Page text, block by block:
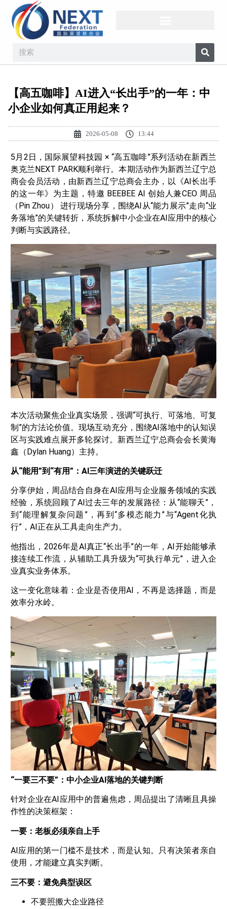
【高五咖啡】AI进入“长出手”的一年：中
小企业如何真正用起来？
2026-05-08 13:44
5月2日，国际展望科技园 × “高五咖啡”系列活动在新西兰
奥克兰NEXT PARK顺利举行。本期活动作为新西兰辽宁总
商会会员活动，由新西兰辽宁总商会主办，以《AI长出手
的这一年》为主题，特邀 BEEBEE AI 创始人兼CEO 周品
（Pin Zhou） 进行现场分享，围绕AI从“能力展示”走向“业
务落地”的关键转折，系统拆解中小企业在AI应用中的核心
判断与实践路径。
本次活动聚焦企业真实场景，强调“可执行、可落地、可复
制”的方法论价值。现场互动充分，围绕AI落地中的认知误
区与实践难点展开多轮探讨。新西兰辽宁总商会会长黄海
鑫（Dylan Huang）主持。
从“能用”到“有用”：AI三年演进的关键跃迁
分享伊始，周品结合自身在AI应用与企业服务领域的实践
经验，系统回顾了AI过去三年的发展路径：从“能聊天”，
到“能理解复杂问题”，再到“多模态能力”与“Agent化执
行”，AI正在从工具走向生产力。
他指出，2026年是AI真正“长出手”的一年，AI开始能够承
接连续工作流，从辅助工具升级为“可执行单元”，进入企
业真实业务体系。
这一变化意味着：企业是否使用AI，不再是选择题，而是
效率分水岭。
“一要三不要”：中小企业AI落地的关键判断
针对企业在AI应用中的普遍焦虑，周品提出了清晰且具操
作性的决策框架：
一要：老板必须亲自上手
AI应用的第一门槛不是技术，而是认知。只有决策者亲自
使用，才能建立真实判断。
三不要：避免典型误区
不要照搬大企业路径